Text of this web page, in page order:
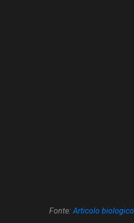
Fonte:Articolo biologico